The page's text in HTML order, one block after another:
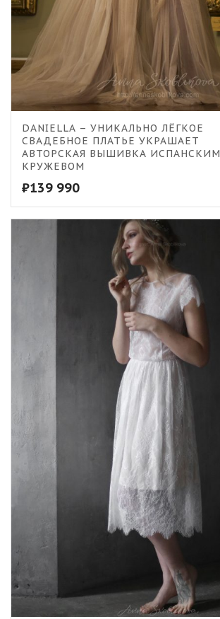
DANIELLA – УНИКАЛЬНО ЛЁГКОЕ
СВАДЕБНОЕ ПЛАТЬЕ УКРАШАЕТ
АВТОРСКАЯ ВЫШИВКА ИСПАНСКИМ
КРУЖЕВОМ
₽139 990